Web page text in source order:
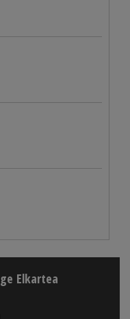
Elkartea